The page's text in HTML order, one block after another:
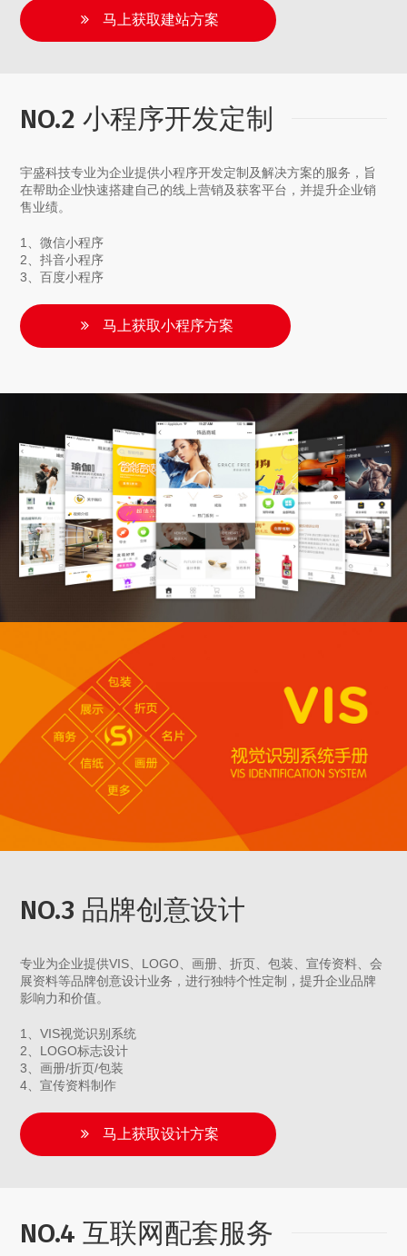
马上获取建站方案
NO.2 小程序开发定制
宇盛科技专业为企业提供小程序开发定制及解决方案的服务，旨
在帮助企业快速搭建自己的线上营销及获客平台，并提升企业销
售业绩。
1、微信小程序
2、抖音小程序
3、百度小程序
马上获取小程序方案
NO.3 品牌创意设计
专业为企业提供VIS、LOGO、画册、折页、包装、宣传资料、会
展资料等品牌创意设计业务，进行独特个性定制，提升企业品牌
影响力和价值。
1、VIS视觉识别系统
2、LOGO标志设计
3、画册/折页/包装
4、宣传资料制作
马上获取设计方案
NO.4 互联网配套服务